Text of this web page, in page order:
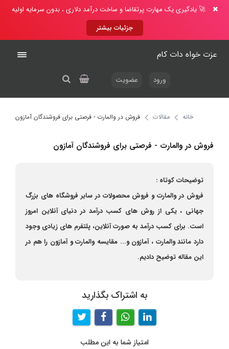
🚀 یادگیری یک مهارت پرتقاضا و ساخت درآمد دلاری ، بدون سرمایه اولیه
جزئیات بیشتر
عزت خواه دات کام
ورود عضویت
خانه مقالات فروش در والمارت - فرصتی برای فروشندگان آمازون
فروش در والمارت - فرصتی برای فروشندگان آمازون
توضیحات کوتاه :
فروش در والمارت و فروش محصولات در سایر فروشگاه های بزرگ
جهانی ، یکی از روش های کسب درآمد در دنیای آنلاین امروز
است. برای کسب درآمد به صورت آنلاین، پلتفرم های زیادی وجود
دارد مانند والمارت ، آمازون و... مقایسه والمارت و آمازون را هم در
این مقاله توضیح دادیم.
به اشتراک بگذارید
امتیاز شما به این مطلب